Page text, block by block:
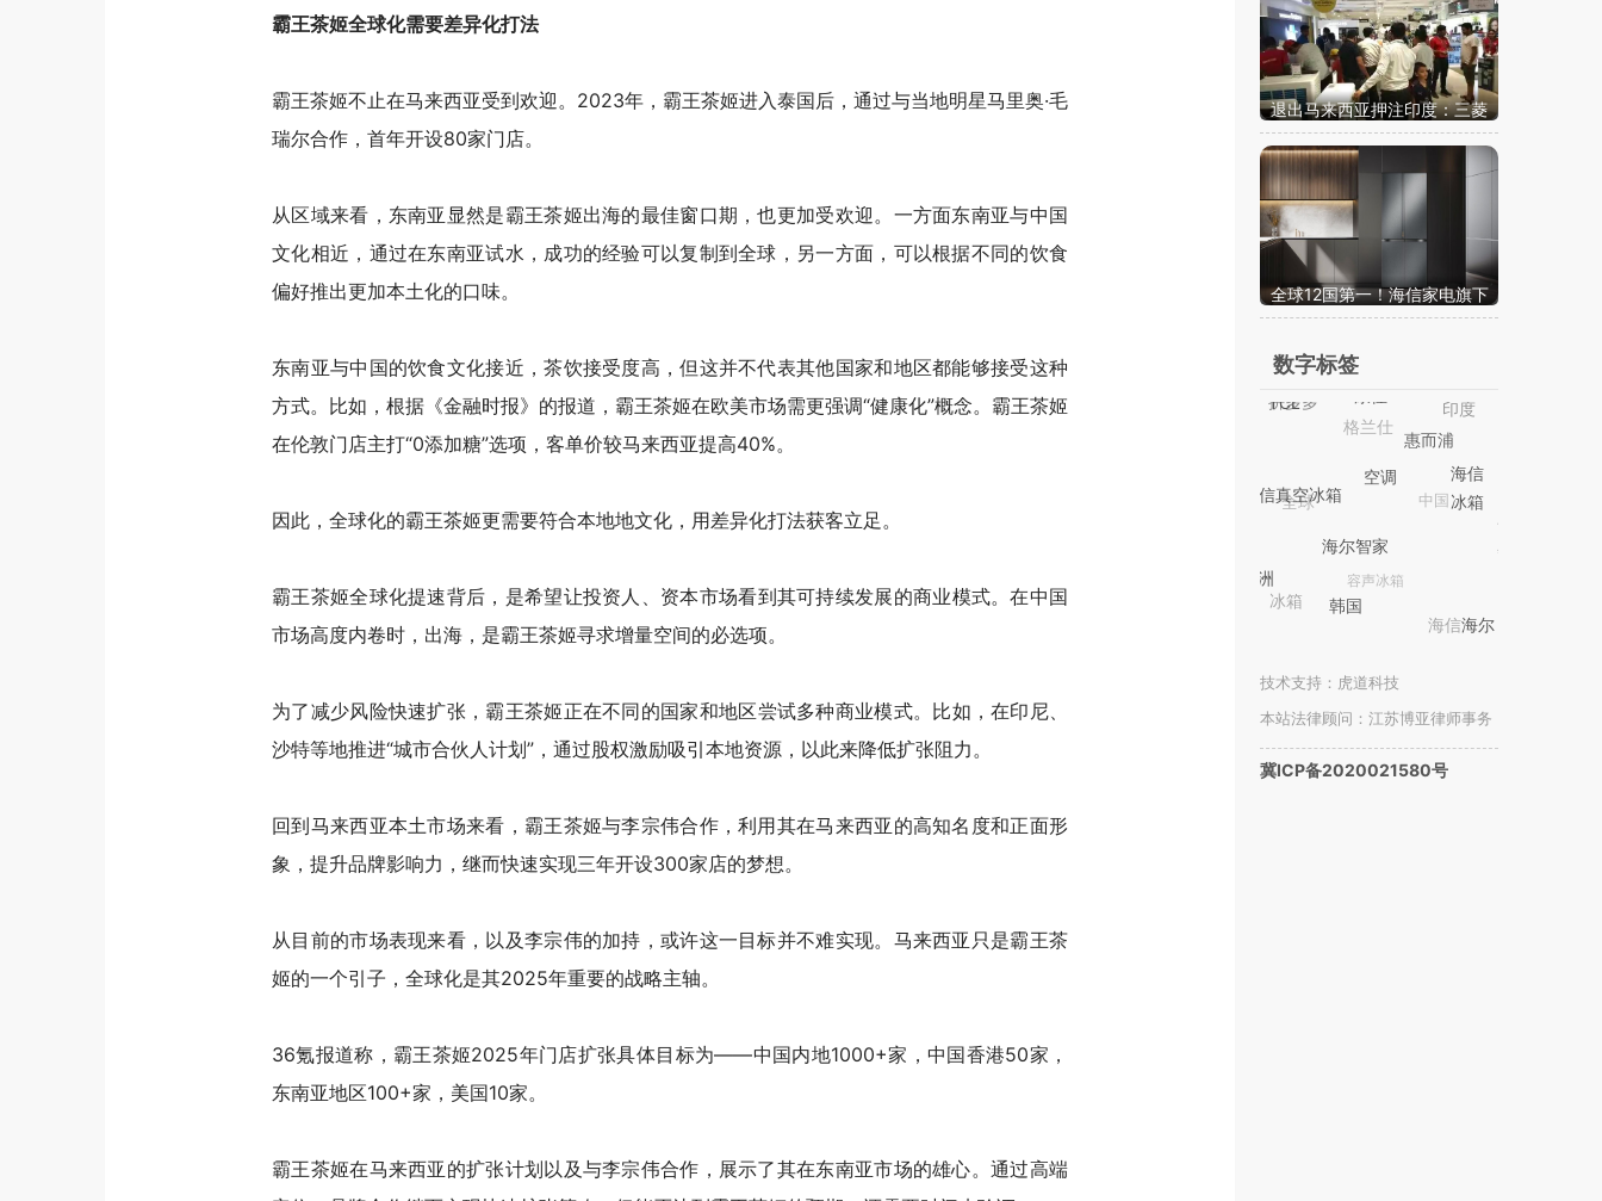
霸王茶姬全球化需要差异化打法
霸王茶姬不止在马来西亚受到欢迎。 2023年 ，霸王茶姬进入泰国后，通过与当地明星马里奥·毛
瑞尔合作，首年开设80家门店。
从区域来看，东南亚显然是霸王茶姬出海的最佳窗口期，也更加受欢迎。一方面东南亚与中国
文化相近，通过在东南亚试水，成功的经验可以复制到全球，另一方面，可以根据不同的饮食
偏好推出更加本土化的口味。
东南亚与中国的饮食文化接近，茶饮接受度高，但这并不代表其他国家和地区都能够接受这种
方式。比如，根据 《金融时报》 的报道， 霸王茶姬在欧美市场需更强调“健康化”概念。霸王茶姬
在伦敦门店主打“0添加糖”选项，客单价较马来西亚提高40%。
因此，全球化的霸王茶姬更需要符合本地地文化，用差异化打法获客立足。
霸王茶姬全球化提速背后，是希望让投资人、资本市场看到其可持续发展的商业模式。在中国
市场高度内卷时，出海，是霸王茶姬寻求增量空间的必选项。
为了减少风险快速扩张， 霸王茶姬正在不同的国家和地区尝试多种商业模式。比如，在印尼、
沙特等地推进“城市合伙人计划”，通过股权激励吸引本地资源， 以此来降低扩张阻力。
回到马来西亚本土市场来看，霸王茶姬与李宗伟合作，利用其在马来西亚的高知名度和正面形
象，提升品牌影响力，继而快速实现三年开设300家店的梦想。
从目前的市场表现来看，以及李宗伟的加持，或许这一目标并不难实现。马来西亚只是霸王茶
姬的一个引子，全球化是其2025年重要的战略主轴。
36氪报道称，霸王茶姬2025年门店扩张具体目标为——中国内地1000+家，中国香港50家，
东南亚地区100+家，美国10家。
霸王茶姬在马来西亚的扩张计划以及与李宗伟合作，展示了其在东南亚市场的雄心。通过高端
退出马来西亚押注印度：三菱
电机印度空调工厂是一场“赌
全球12国第一！海信家电旗下
海信冰箱创海外市场历史新高
数字标签
容声冰箱
中国
三
国
冰箱
格兰仕
惠而浦
海
智能
家电
海
海尔智家
欧洲
TCL 康佳
空调
技术支持：虎道科技
本站法律顾问：江苏博亚律师事务
所赵娴
冀ICP备2020021580号